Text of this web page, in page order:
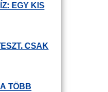
EGY KIS
CSAK
TÖBB